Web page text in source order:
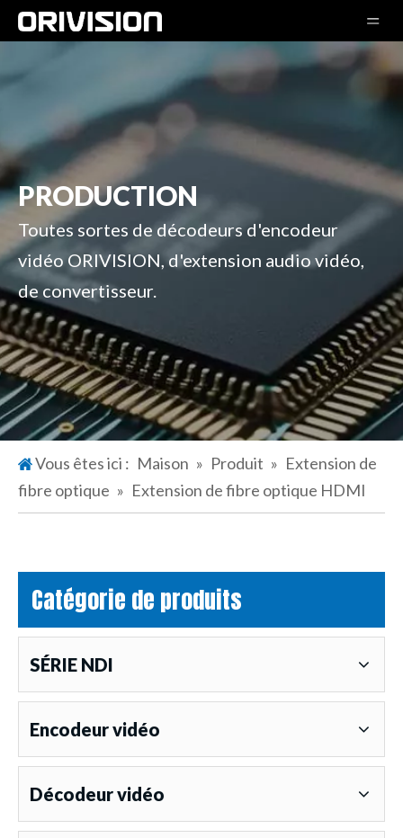
PRODUCTION
Toutes sortes de décodeurs d'encodeur
vidéo ORIVISION, d'extension audio vidéo,
de convertisseur.
Vous êtes ici : Maison » Produit » Extension de
fibre optique » Extension de fibre optique HDMI
Catégorie de produits
SÉRIE NDI
Encodeur vidéo
Décodeur vidéo